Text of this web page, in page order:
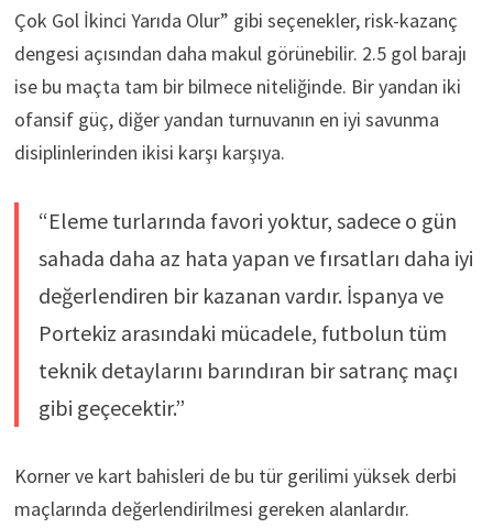
Çok Gol İkinci Yarıda Olur” gibi seçenekler, risk-kazanç
dengesi açısından daha makul görünebilir. 2.5 gol barajı
ise bu maçta tam bir bilmece niteliğinde. Bir yandan iki
ofansif güç, diğer yandan turnuvanın en iyi savunma
disiplinlerinden ikisi karşı karşıya.
“Eleme turlarında favori yoktur, sadece o gün
sahada daha az hata yapan ve fırsatları daha iyi
değerlendiren bir kazanan vardır. İspanya ve
Portekiz arasındaki mücadele, futbolun tüm
teknik detaylarını barındıran bir satranç maçı
gibi geçecektir.”
Korner ve kart bahisleri de bu tür gerilimi yüksek derbi
maçlarında değerlendirilmesi gereken alanlardır.